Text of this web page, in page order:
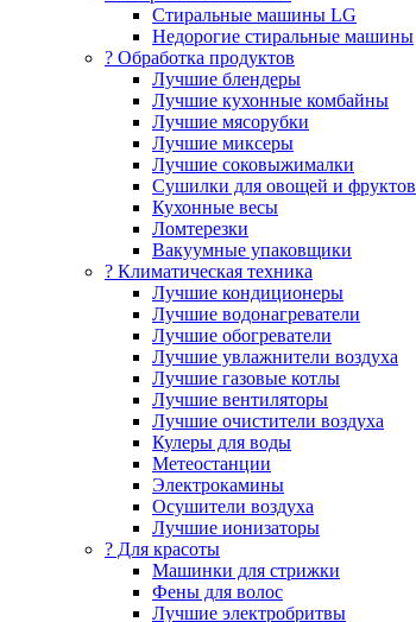
Стиральные машины LG
Недорогие стиральные машины
? Обработка продуктов
Лучшие блендеры
Лучшие кухонные комбайны
Лучшие мясорубки
Лучшие миксеры
Лучшие соковыжималки
Сушилки для овощей и фруктов
Кухонные весы
Ломтерезки
Вакуумные упаковщики
?️ Климатическая техника
Лучшие кондиционеры
Лучшие водонагреватели
Лучшие обогреватели
Лучшие увлажнители воздуха
Лучшие газовые котлы
Лучшие вентиляторы
Лучшие очистители воздуха
Кулеры для воды
Метеостанции
Электрокамины
Осушители воздуха
Лучшие ионизаторы
? Для красоты
Машинки для стрижки
Фены для волос
Лучшие электробритвы